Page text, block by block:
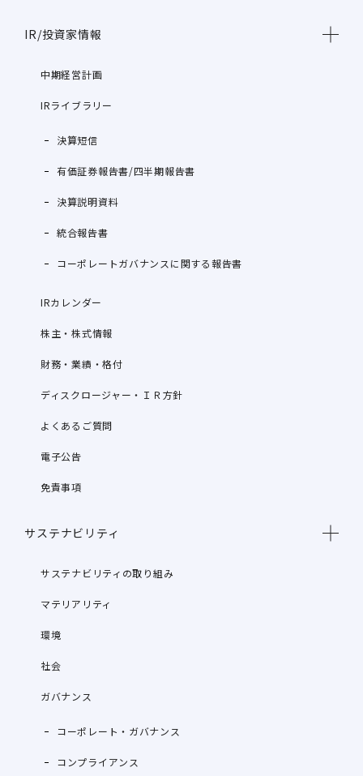
IR/投資家情報
中期経営計画
IRライブラリー
決算短信
有価証券報告書/四半期報告書
決算説明資料
統合報告書
コーポレートガバナンスに関する報告書
IRカレンダー
株主・株式情報
財務・業績・格付
ディスクロージャー・ＩＲ方針
よくあるご質問
電子公告
免責事項
サステナビリティ
サステナビリティの取り組み
マテリアリティ
環境
社会
ガバナンス
コーポレート・ガバナンス
コンプライアンス